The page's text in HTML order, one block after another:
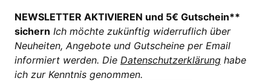
NEWSLETTER AKTIVIEREN und 5€ Gutschein**
sichern Ich möchte zukünftig widerruflich über
Neuheiten, Angebote und Gutscheine per Email
informiert werden. Die Datenschutzerklärung habe
ich zur Kenntnis genommen.